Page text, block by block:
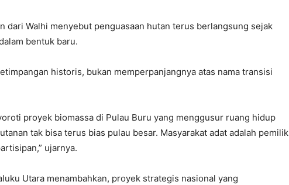
dari Walhi menyebut penguasaan hutan terus berlangsung sejak
bentuk baru.
historis, bukan memperpanjangnya atas nama transisi
proyek biomassa di Pulau Buru yang menggusur ruang hidup
tak bisa terus bias pulau besar. Masyarakat adat adalah pemilik
ujarnya.
Utara menambahkan, proyek strategis nasional yang